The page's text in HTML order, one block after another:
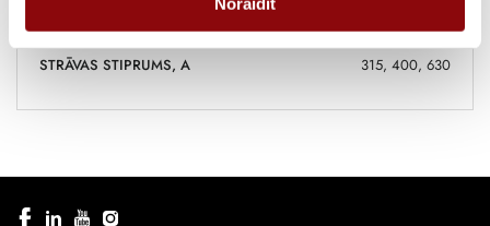
STRĀVAS STIPRUMS, A 315, 400, 630